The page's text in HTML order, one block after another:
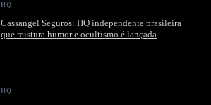
HQ
Cassangel Seguros: HQ independente brasileira
que mistura humor e ocultismo é lançada
HQ